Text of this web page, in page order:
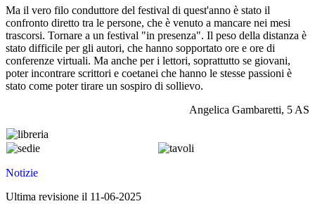
Ma il vero filo conduttore del festival di quest'anno è stato il
confronto diretto tra le persone, che è venuto a mancare nei mesi
trascorsi. Tornare a un festival "in presenza". Il peso della distanza è
stato difficile per gli autori, che hanno sopportato ore e ore di
conferenze virtuali. Ma anche per i lettori, soprattutto se giovani,
poter incontrare scrittori e coetanei che hanno le stesse passioni è
stato come poter tirare un sospiro di sollievo.
Angelica Gambaretti, 5 AS
Notizie
Ultima revisione il 11-06-2025